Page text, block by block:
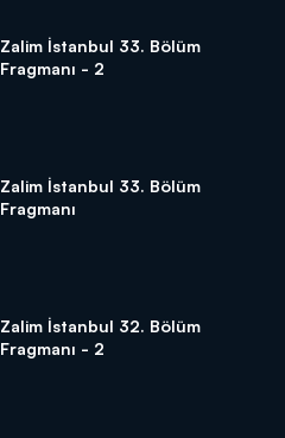
Zalim İstanbul 33. Bölüm
Fragmanı - 2
Zalim İstanbul 33. Bölüm
Fragmanı
Zalim İstanbul 32. Bölüm
Fragmanı - 2